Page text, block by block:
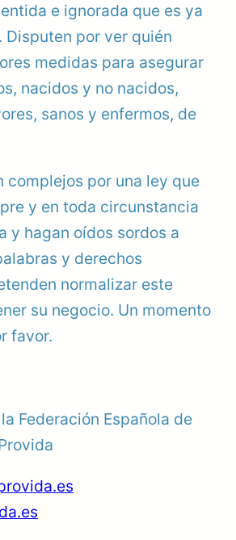
e ignorada que es ya
Disputen por ver quién
medidas para asegurar
nacidos y no nacidos,
sanos y enfermos, de
complejos por una ley que
y en toda circunstancia
y hagan oídos sordos a
y derechos
normalizar este
su negocio. Un momento
favor.
Federación Española de